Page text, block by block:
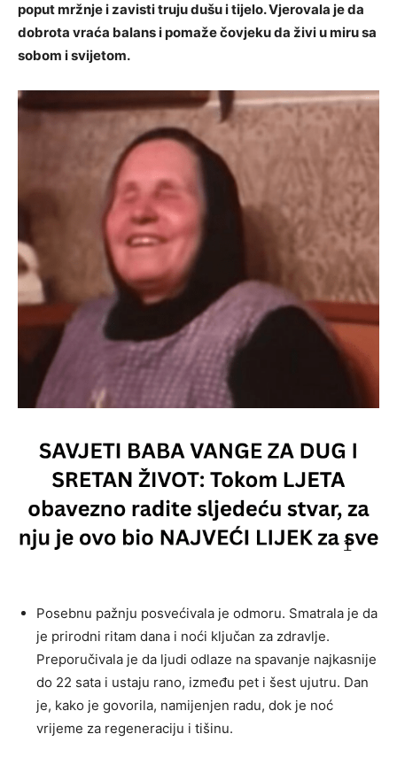
poput mržnje i zavisti truju dušu i tijelo. Vjerovala je da
dobrota vraća balans i pomaže čovjeku da živi u miru sa
sobom i svijetom.
Posebnu pažnju posvećivala je odmoru. Smatrala je da
je prirodni ritam dana i noći ključan za zdravlje.
Preporučivala je da ljudi odlaze na spavanje najkasnije
do 22 sata i ustaju rano, između pet i šest ujutru. Dan
je, kako je govorila, namijenjen radu, dok je noć
vrijeme za regeneraciju i tišinu.